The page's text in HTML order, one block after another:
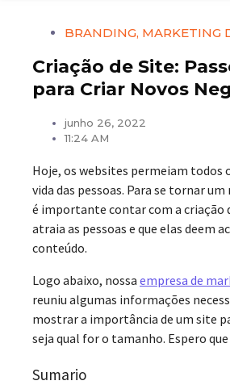
BRANDING, MARKETING
Criação de Site:
para Criar Novos
junho 26, 2022
11:24 AM
Hoje, os websites permeiam todos
vida das pessoas. Para se tornar
é importante contar com a criação
atraia as pessoas e que elas deem
conteúdo.
Logo abaixo, nossa empresa de
reuniu algumas informações
mostrar a importância de um site
seja qual for o tamanho. Espero
Sumario